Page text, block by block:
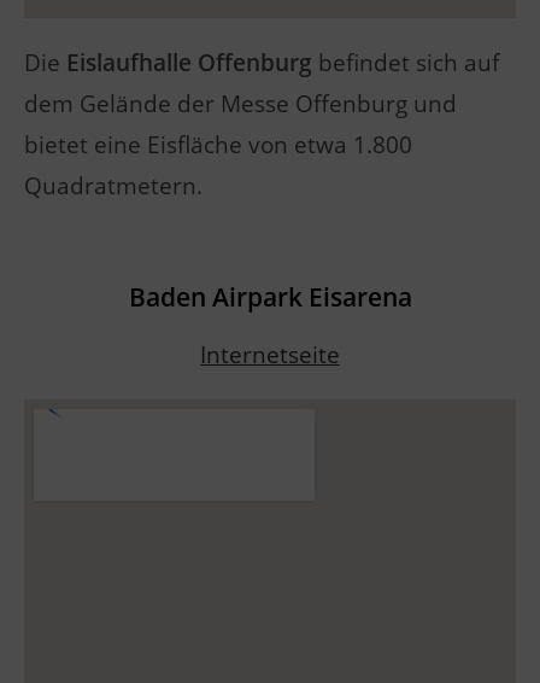
Die Eislaufhalle Offenburg befindet sich auf
dem Gelände der Messe Offenburg und
bietet eine Eisfläche von etwa 1.800
Quadratmetern.
Baden Airpark Eisarena
Internetseite